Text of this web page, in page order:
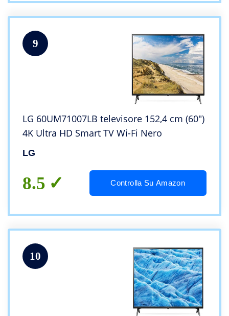
9
LG 60UM71007LB televisore 152,4 cm (60″)
4K Ultra HD Smart TV Wi-Fi Nero
LG
8.5 Controlla Su Amazon
10